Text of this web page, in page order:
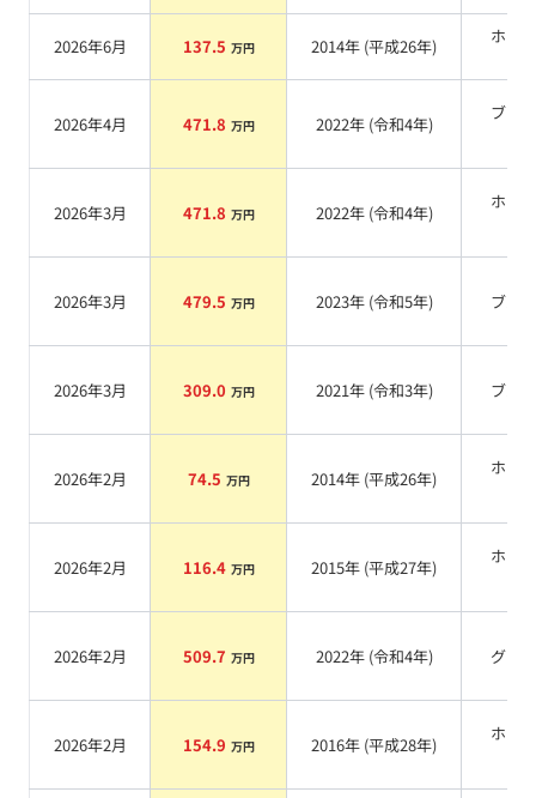
2026年6月 137.5 万円 2014年 (平成26年)
ホワ
2026年4月 471.8 万円 2022年 (令和4年)
ブラ
2026年3月 471.8 万円 2022年 (令和4年)
ホワ
2026年3月 479.5 万円 2023年 (令和5年) ブルー
2026年3月 309.0 万円 2021年 (令和3年) ブルー
2026年2月 74.5 万円 2014年 (平成26年)
ホワ
2026年2月 116.4 万円 2015年 (平成27年)
ホワ
2026年2月 509.7 万円 2022年 (令和4年) グレー
2026年2月 154.9 万円 2016年 (平成28年)
ホワ